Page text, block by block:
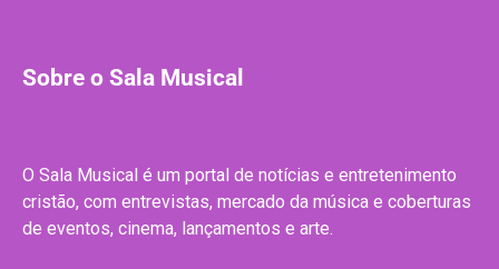
Sobre o Sala Musical
O Sala Musical é um portal de notícias e entretenimento
cristão, com entrevistas, mercado da música e coberturas
de eventos, cinema, lançamentos e arte.